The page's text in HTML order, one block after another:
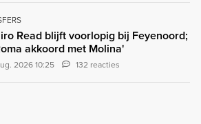
Read blijft voorlopig bij Feyenoord;
akkoord met Molina'
2026 10:25 132 reacties